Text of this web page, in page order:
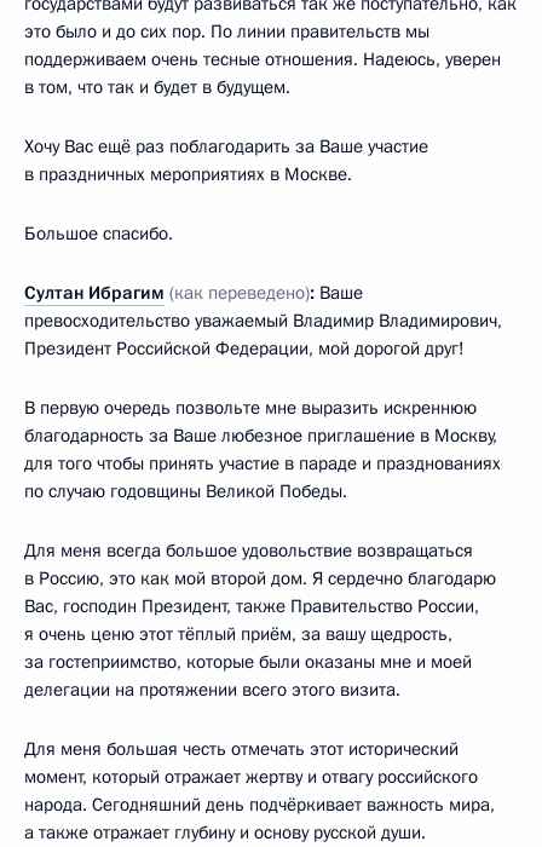
это было и до сих пор. По линии правительств мы
поддерживаем очень тесные отношения. Надеюсь, уверен
в том, что так и будет в будущем.
Хочу Вас ещё раз поблагодарить за Ваше участие
в праздничных мероприятиях в Москве.
Большое спасибо.
Султан Ибрагим (как переведено): Ваше
превосходительство уважаемый Владимир Владимирович,
Президент Российской Федерации, мой дорогой друг!
В первую очередь позвольте мне выразить искреннюю
благодарность за Ваше любезное приглашение в Москву,
для того чтобы принять участие в параде и празднованиях
по случаю годовщины Великой Победы.
Для меня всегда большое удовольствие возвращаться
в Россию, это как мой второй дом. Я сердечно благодарю
Вас, господин Президент, также Правительство России,
я очень ценю этот тёплый приём, за вашу щедрость,
за гостеприимство, которые были оказаны мне и моей
делегации на протяжении всего этого визита.
Для меня большая честь отмечать этот исторический
момент, который отражает жертву и отвагу российского
народа. Сегодняшний день подчёркивает важность мира,
а также отражает глубину и основу русской души.